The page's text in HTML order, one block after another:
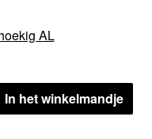
AL
In het winkelmandje